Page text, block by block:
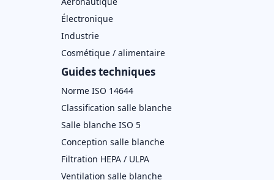
Électronique
Industrie
Cosmétique / alimentaire
Guides techniques
Norme ISO 14644
Classification salle blanche
Salle blanche ISO 5
Conception salle blanche
Filtration HEPA / ULPA
Ventilation salle blanche